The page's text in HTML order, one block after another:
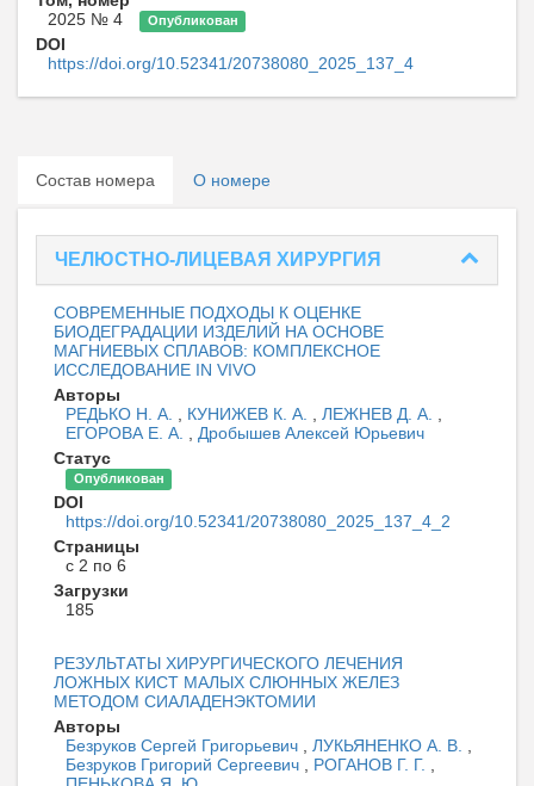
2025 № 4
Опубликован
DOI
https://doi.org/10.52341/20738080_2025_137_4
Состав номера О номере
ЧЕЛЮСТНО-ЛИЦЕВАЯ ХИРУРГИЯ
СОВРЕМЕННЫЕ ПОДХОДЫ К ОЦЕНКЕ
БИОДЕГРАДАЦИИ ИЗДЕЛИЙ НА ОСНОВЕ
МАГНИЕВЫХ СПЛАВОВ: КОМПЛЕКСНОЕ
ИССЛЕДОВАНИЕ IN VIVO
Авторы
РЕДЬКО Н. А. , КУНИЖЕВ К. А. , ЛЕЖНЕВ Д. А. ,
ЕГОРОВА Е. А. , Дробышев Алексей Юрьевич
Статус
Опубликован
DOI
https://doi.org/10.52341/20738080_2025_137_4_2
Страницы
с 2 по 6
Загрузки
185
РЕЗУЛЬТАТЫ ХИРУРГИЧЕСКОГО ЛЕЧЕНИЯ
ЛОЖНЫХ КИСТ МАЛЫХ СЛЮННЫХ ЖЕЛЕЗ
МЕТОДОМ СИАЛАДЕНЭКТОМИИ
Авторы
Безруков Сергей Григорьевич , ЛУКЬЯНЕНКО А. В. ,
Безруков Григорий Сергеевич , РОГАНОВ Г. Г. ,